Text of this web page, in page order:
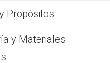
Propósitos
y Materiales